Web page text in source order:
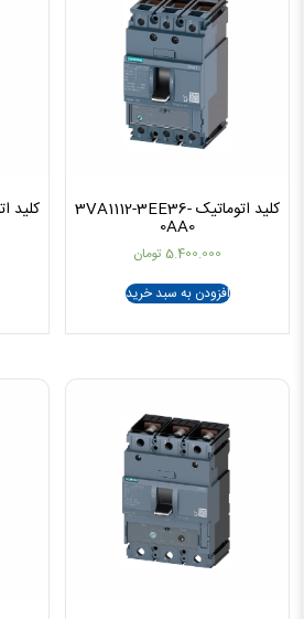
کلید اتوماتیک 3VA1112-3EE36-
0AA0
5.400.000 تومان
افزودن به سبد خرید